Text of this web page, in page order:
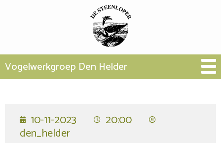
Vogelwerkgroep Den Helder
10-11-2023 20:00
den_helder